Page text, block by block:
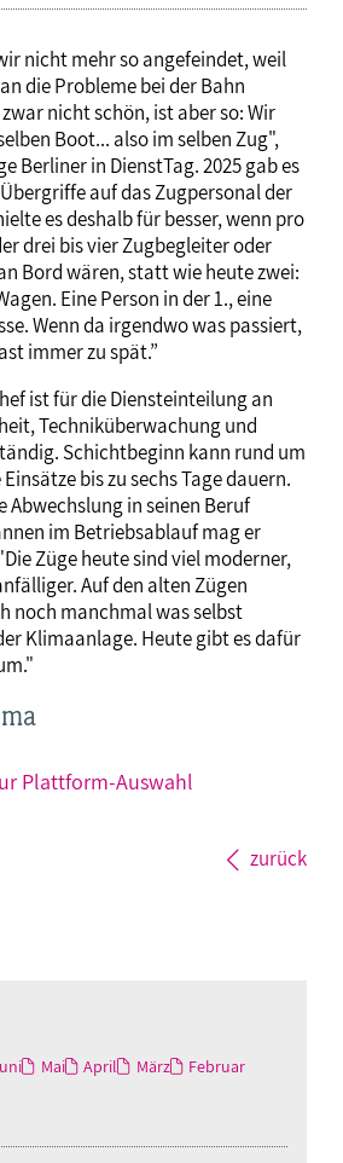
nicht mehr so angefeindet, weil
die Probleme bei der Bahn
nicht schön, ist aber so: Wir
Boot... also im selben Zug",
Berliner in DienstTag. 2025 gab es
auf das Zugpersonal der
es deshalb für besser, wenn pro
drei bis vier Zugbegleiter oder
Bord wären, statt wie heute zwei:
Eine Person in der 1., eine
Wenn da irgendwo was passiert,
immer zu spät.”
ist für die Diensteinteilung an
Techniküberwachung und
Schichtbeginn kann rund um
bis zu sechs Tage dauern.
Abwechslung in seinen Beruf
im Betriebsablauf mag er
Züge heute sind viel moderner,
Auf den alten Zügen
noch manchmal was selbst
Klimaanlage. Heute gibt es dafür
Plattform-Auswahl
zurück
Mai April März
Februar